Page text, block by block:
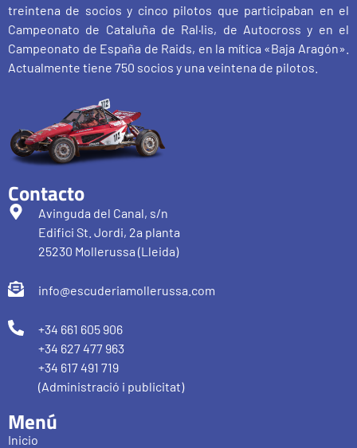
treintena de socios y cinco pilotos que participaban en el
Campeonato de Cataluña de Ral·lis, de Autocross y en el
Campeonato de España de Raids, en la mítica «Baja Aragón».
Actualmente tiene 750 socios y una veintena de pilotos.
Contacto
Avinguda del Canal, s/n
Edifici St. Jordi, 2a planta
25230 Mollerussa (Lleida)
info@escuderiamollerussa.com
+34 661 605 906
+34 627 477 963
+34 617 491 719
(Administració i publicitat)
Menú
Inicio